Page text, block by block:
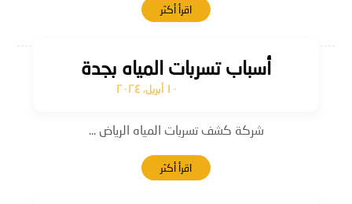
اقرأ أكثر
أسباب تسربات المياه بجدة
١٠ أبريل، ٢٠٢٤
شركة كشف تسربات المياه الرياض ...
اقرأ أكثر